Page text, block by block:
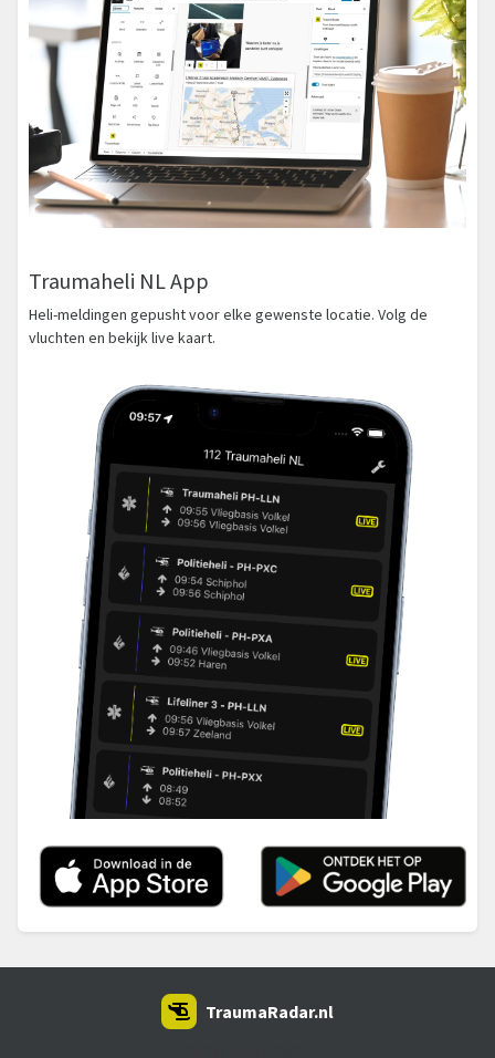
Traumaheli NL App
Heli-meldingen gepusht voor elke gewenste locatie. Volg de
vluchten en bekijk live kaart.
TraumaRadar.nl